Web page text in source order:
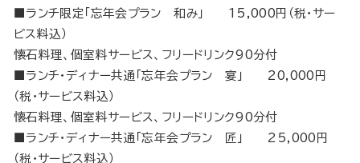
■ランチ限定「忘年会プラン 和み」 15,000円（税･サー
ビス料込）
懐石料理、個室料サービス、フリードリンク90分付
■ランチ・ディナー共通「忘年会プラン 宴」 20,000円
（税･サービス料込）
懐石料理、個室料サービス、フリードリンク90分付
■ランチ・ディナー共通「忘年会プラン 匠」 25,000円
（税･サービス料込）